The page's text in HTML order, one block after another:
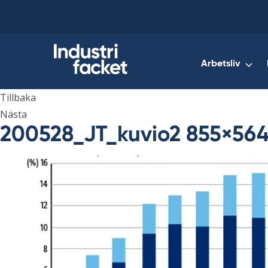
Arbetsliv
Tillbaka
Nästa
200528_JT_kuvio2